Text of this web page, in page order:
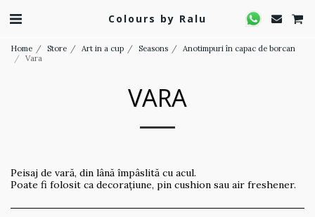
Colours by Ralu
Home Store Art in a cup Seasons
Anotimpuri în capac de borcan
Vara
VARA
Peisaj de vară, din lână împâslită cu acul.
Poate fi folosit ca decorațiune, pin cushion sau air freshener.